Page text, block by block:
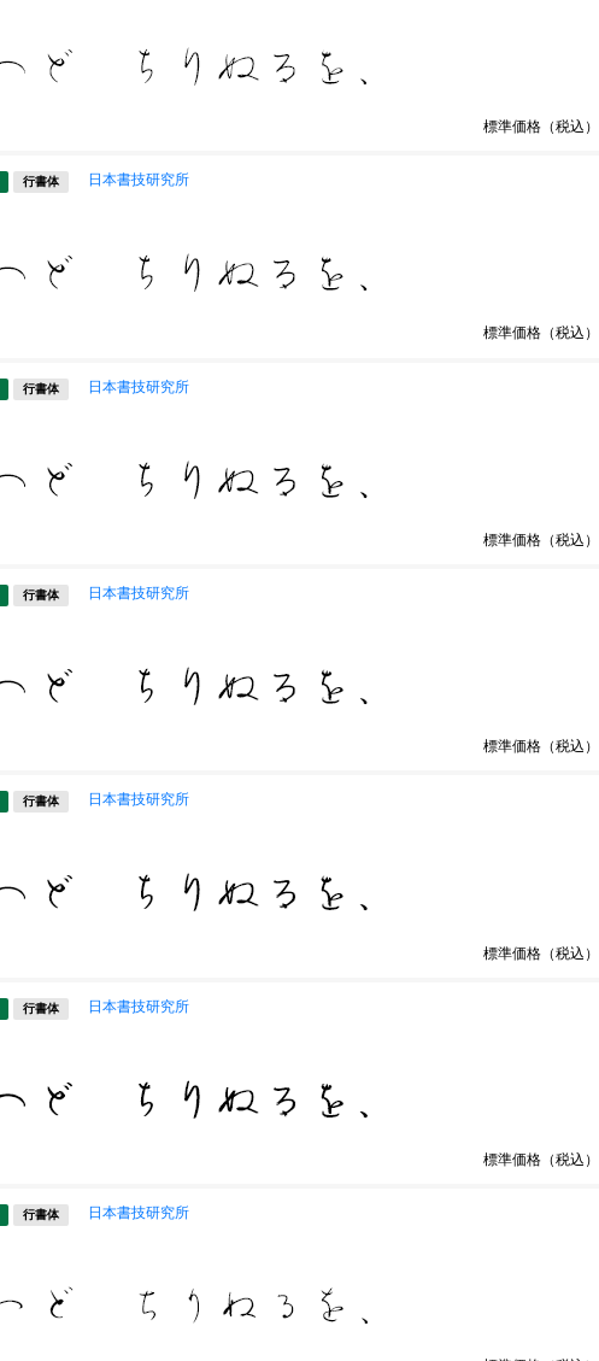
標準価格（税込）
行書体 日本書技研究所
標準価格（税込）
行書体 日本書技研究所
標準価格（税込）
行書体 日本書技研究所
標準価格（税込）
行書体 日本書技研究所
標準価格（税込）
行書体 日本書技研究所
標準価格（税込）
行書体 日本書技研究所